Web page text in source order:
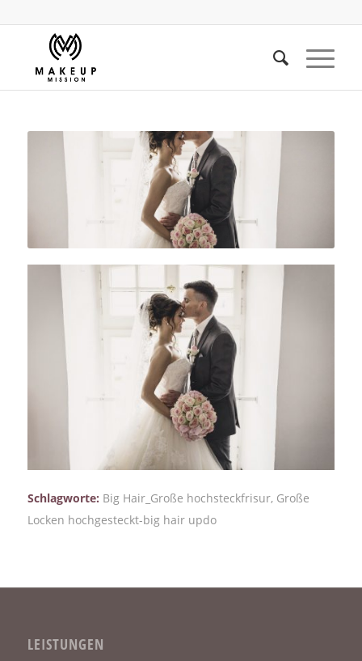
Schlagworte: Big Hair_Große hochsteckfrisur, Große
Locken hochgesteckt-big hair updo
LEISTUNGEN